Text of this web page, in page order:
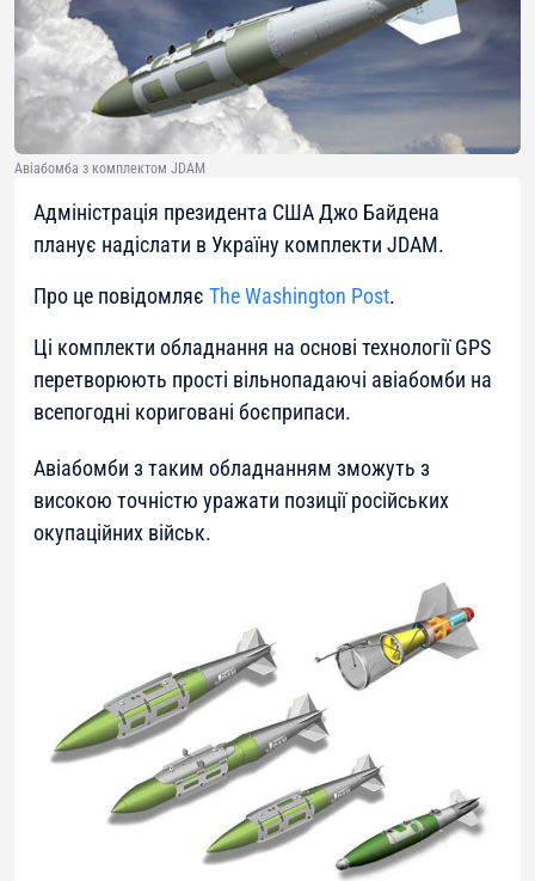
Авіабомба з комплектом JDAM
Адміністрація президента США Джо Байдена
планує надіслати в Україну комплекти JDAM.
Про це повідомляє The Washington Post.
Ці комплекти обладнання на основі технології GPS
перетворюють прості вільнопадаючі авіабомби на
всепогодні кориговані боєприпаси.
Авіабомби з таким обладнанням зможуть з
високою точністю уражати позиції російських
окупаційних військ.